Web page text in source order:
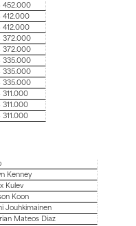
452.000
412.000
412.000
372.000
372.000
335.000
335.000
335.000
311.000
311.000
311.000
Kenney
Kulev
Koon
Jouhkimainen
Mateos Diaz